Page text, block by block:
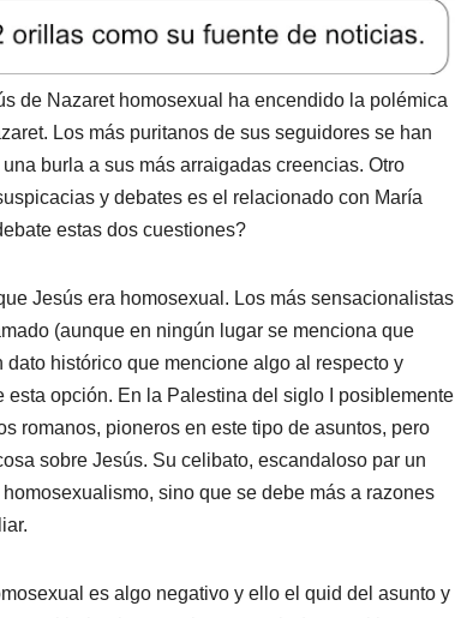
de Nazaret homosexual ha encendido la polémica
Los más puritanos de sus seguidores se han
burla a sus más arraigadas creencias. Otro
y debates es el relacionado con María
estas dos cuestiones?
Jesús era homosexual. Los más sensacionalistas
(aunque en ningún lugar se menciona que
histórico que mencione algo al respecto y
opción. En la Palestina del siglo I posiblemente
romanos, pioneros en este tipo de asuntos, pero
sobre Jesús. Su celibato, escandaloso par un
sino que se debe más a razones
es algo negativo y ello el quid del asunto y